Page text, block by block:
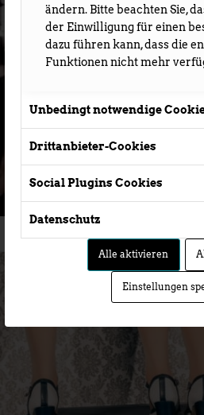
ändern. Bitte beachten Sie,
der Einwilligung für einen
dazu führen kann, dass die
Funktionen nicht mehr
Unbedingt notwendige
Drittanbieter-Cookies
Social Plugins Cookies
Datenschutz
Alle aktivieren
Einstellungen
CIA
contemporary